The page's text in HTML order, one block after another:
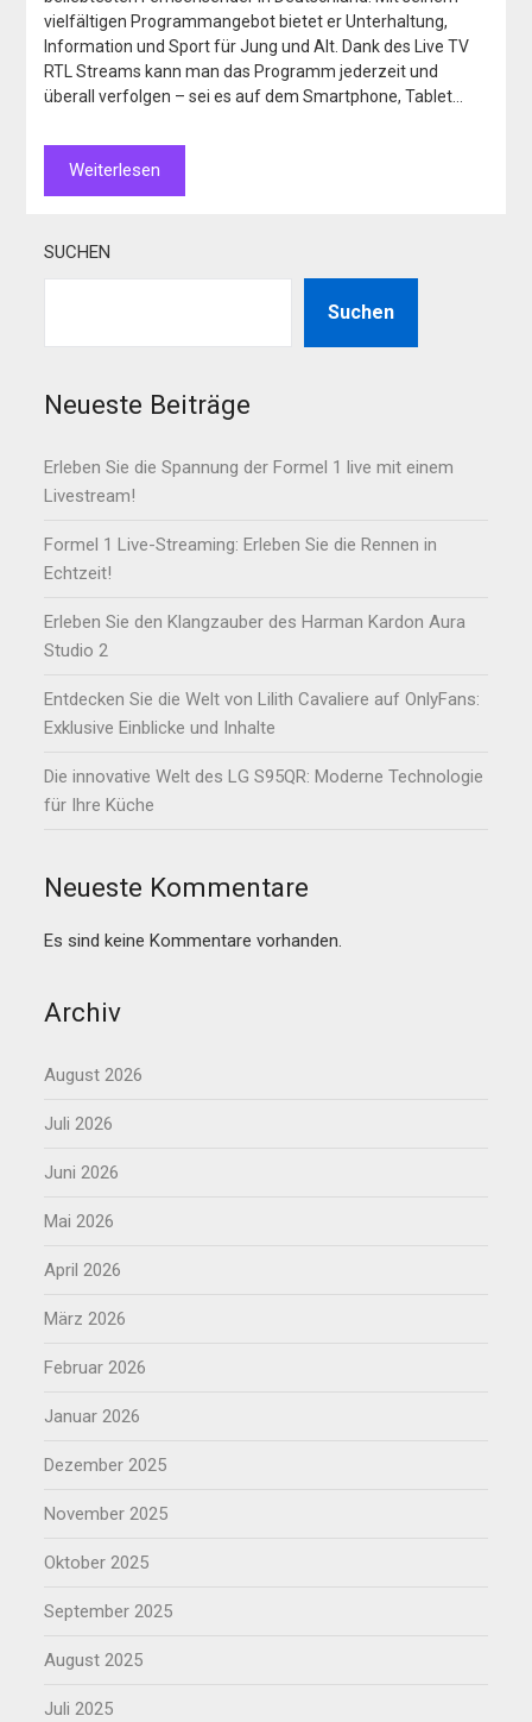
vielfältigen Programmangebot bietet er Unterhaltung,
Information und Sport für Jung und Alt. Dank des Live TV
RTL Streams kann man das Programm jederzeit und
überall verfolgen – sei es auf dem Smartphone, Tablet…
Weiterlesen
SUCHEN
Suchen
Neueste Beiträge
Erleben Sie die Spannung der Formel 1 live mit einem
Livestream!
Formel 1 Live-Streaming: Erleben Sie die Rennen in
Echtzeit!
Erleben Sie den Klangzauber des Harman Kardon Aura
Studio 2
Entdecken Sie die Welt von Lilith Cavaliere auf OnlyFans:
Exklusive Einblicke und Inhalte
Die innovative Welt des LG S95QR: Moderne Technologie
für Ihre Küche
Neueste Kommentare
Es sind keine Kommentare vorhanden.
Archiv
August 2026
Juli 2026
Juni 2026
Mai 2026
April 2026
März 2026
Februar 2026
Januar 2026
Dezember 2025
November 2025
Oktober 2025
September 2025
August 2025
Juli 2025